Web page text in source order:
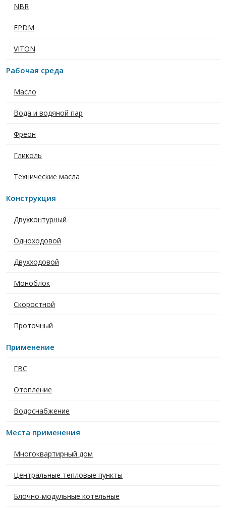
NBR
EPDM
VITON
Рабочая среда
Масло
Вода и водяной пар
Фреон
Гликоль
Технические масла
Конструкция
Двухконтурный
Одноходовой
Двухходовой
Моноблок
Скоростной
Проточный
Применение
ГВС
Отопление
Водоснабжение
Места применения
Многоквартирный дом
Центральные тепловые пункты
Блочно-модульные котельные